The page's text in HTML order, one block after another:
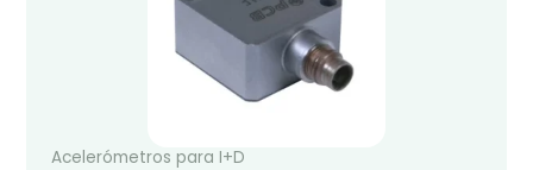
Acelerómetros para I+D